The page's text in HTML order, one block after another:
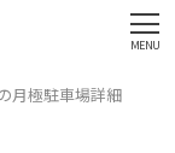
月極駐車場詳細